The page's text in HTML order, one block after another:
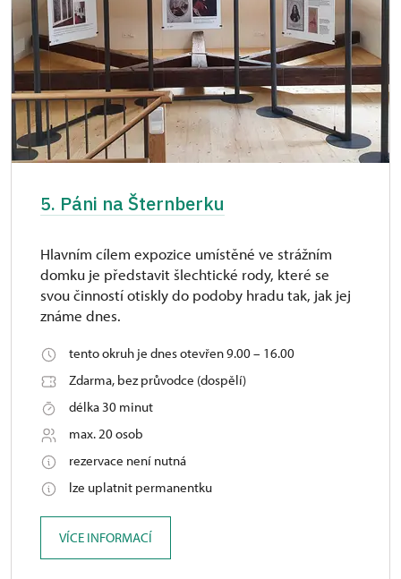
5. Páni na Šternberku
Hlavním cílem expozice umístěné ve strážním
domku je představit šlechtické rody, které se
svou činností otiskly do podoby hradu tak, jak jej
známe dnes.
tento okruh je dnes otevřen 9.00 – 16.00
Zdarma, bez průvodce (dospělí)
délka 30 minut
max. 20 osob
rezervace není nutná
lze uplatnit permanentku
VÍCE INFORMACÍ